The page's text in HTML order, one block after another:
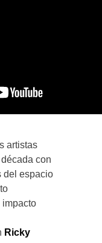
artistas
con
del espacio
impacto
Ricky